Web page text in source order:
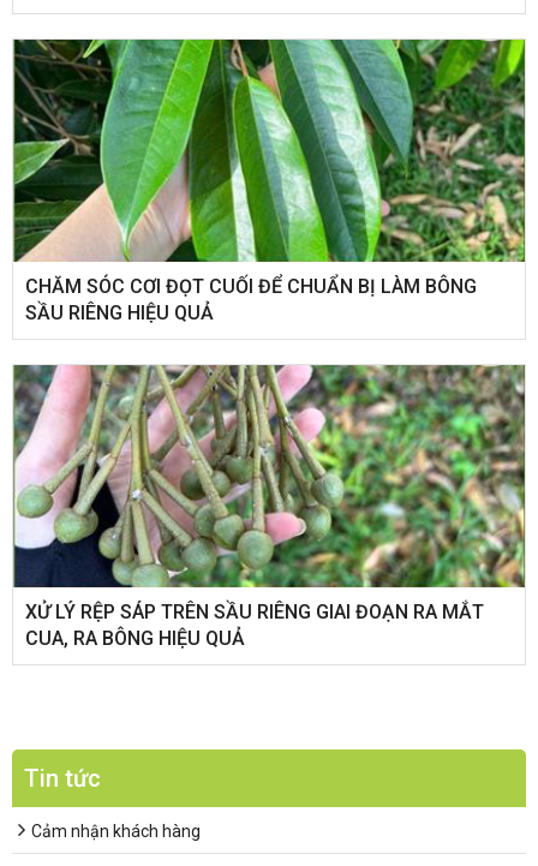
CHĂM SÓC CƠI ĐỌT CUỐI ĐỂ CHUẨN BỊ LÀM BÔNG
SẦU RIÊNG HIỆU QUẢ
XỬ LÝ RỆP SÁP TRÊN SẦU RIÊNG GIAI ĐOẠN RA MẮT
CUA, RA BÔNG HIỆU QUẢ
Tin tức
Cảm nhận khách hàng